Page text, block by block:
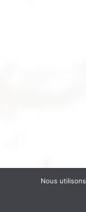
Nous